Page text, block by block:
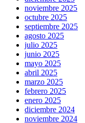
noviembre 2025
octubre 2025
septiembre 2025
agosto 2025
julio 2025
junio 2025
mayo 2025
abril 2025
marzo 2025
febrero 2025
enero 2025
diciembre 2024
noviembre 2024